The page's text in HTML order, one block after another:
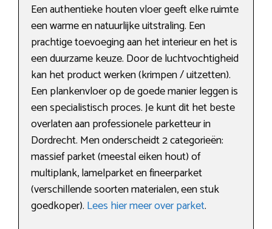
Een authentieke houten vloer geeft elke ruimte
een warme en natuurlijke uitstraling. Een
prachtige toevoeging aan het interieur en het is
een duurzame keuze. Door de luchtvochtigheid
kan het product werken (krimpen / uitzetten).
Een plankenvloer op de goede manier leggen is
een specialistisch proces. Je kunt dit het beste
overlaten aan professionele parketteur in
Dordrecht. Men onderscheidt 2 categorieën:
massief parket (meestal eiken hout) of
multiplank, lamelparket en fineerparket
(verschillende soorten materialen, een stuk
goedkoper). Lees hier meer over parket.